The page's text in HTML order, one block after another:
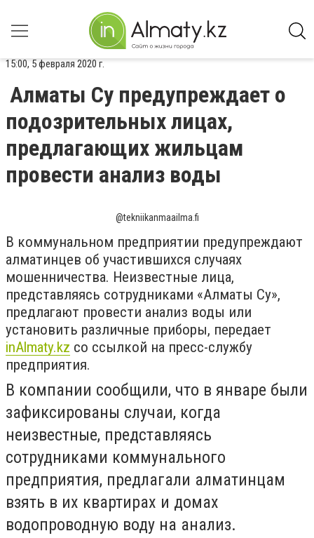
15:00, 5 февраля 2020 г.
Алматы Су предупреждает о
подозрительных лицах,
предлагающих жильцам
провести анализ воды
@tekniikanmaailma.fi
В коммунальном предприятии предупреждают
алматинцев об участившихся случаях
мошенничества. Неизвестные лица,
представляясь сотрудниками «Алматы Су»,
предлагают провести анализ воды или
установить различные приборы, передает
inAlmaty.kz со ссылкой на пресс-службу
предприятия.
В компании сообщили, что в январе были
зафиксированы случаи, когда
неизвестные, представляясь
сотрудниками коммунального
предприятия, предлагали алматинцам
взять в их квартирах и домах
водопроводную воду на анализ.